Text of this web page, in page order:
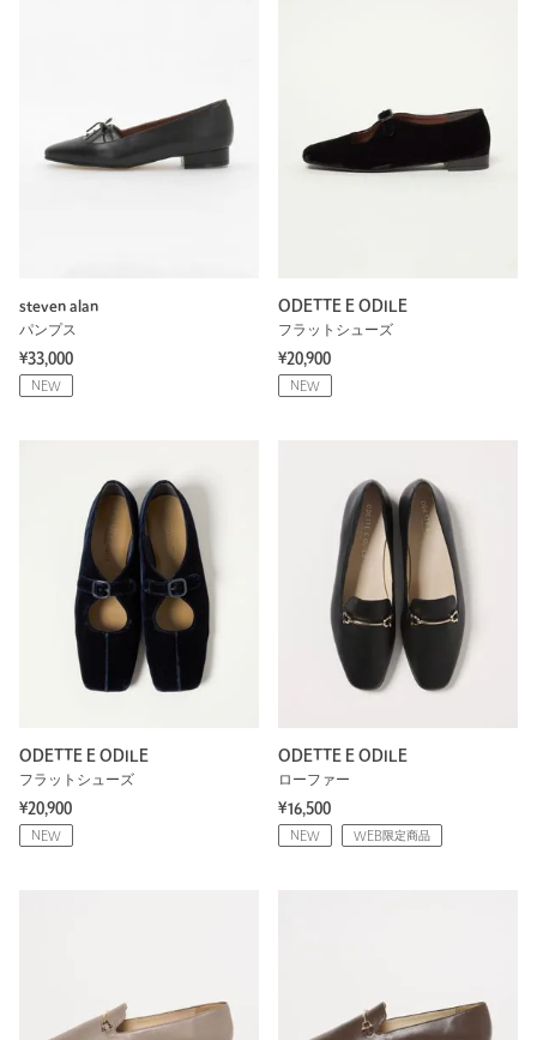
steven alan
パンプス
¥33,000
NEW
ODETTE E ODILE
フラットシューズ
¥20,900
NEW
ODETTE E ODILE
フラットシューズ
¥20,900
NEW
ODETTE E ODILE
ローファー
¥16,500
NEW WEB限定商品